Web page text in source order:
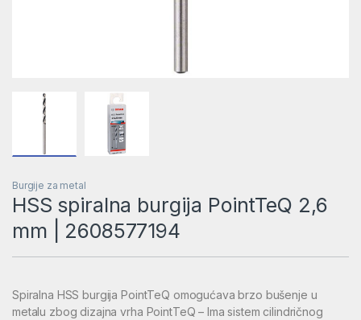
Burgije za metal
HSS spiralna burgija PointTeQ 2,6
mm | 2608577194
Spiralna HSS burgija PointTeQ omogućava brzo bušenje u
metalu zbog dizajna vrha PointTeQ – Ima sistem cilindričnog